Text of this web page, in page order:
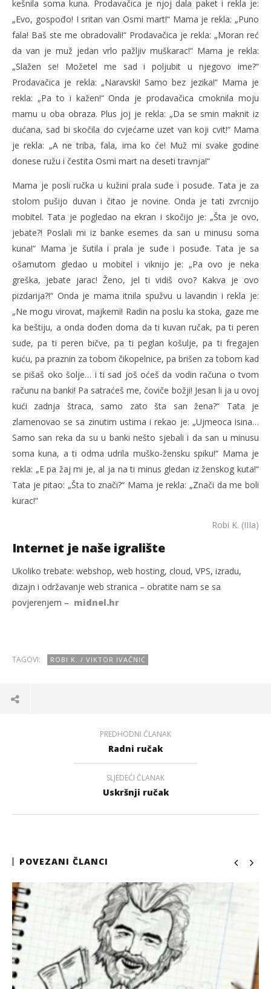
kešnila soma kuna. Prodavačica je njoj dala paket i rekla je:
„Evo, gospođo! I sritan van Osmi mart!“ Mama je rekla: „Puno
fala! Baš ste me obradovali!“ Prodavačica je rekla: „Moran reć
da van je muž jedan vrlo pažljiv muškarac!“ Mama je rekla:
„Slažen se! Možetel me sad i poljubit u njegovo ime?“
Prodavačica je rekla: „Naravski! Samo bez jezika!“ Mama je
rekla: „Pa to i kažen!“ Onda je prodavačica cmoknila moju
mamu u oba obraza. Plus joj je rekla: „Da se smin maknit iz
dućana, sad bi skočila do cvjećarne uzet van koji cvit!“ Mama
je rekla: „A ne triba, fala, ima ko će! Muž mi svake godine
donese ružu i čestita Osmi mart na deseti travnja!“
Mama je posli ručka u kužini prala suđe i posuđe. Tata je za
stolom pušijo duvan i čitao je novine. Onda je tati zvrcnijo
mobitel. Tata je pogledao na ekran i skočijo je: „Šta je ovo,
jebate?! Poslali mi iz banke esemes da san u minusu soma
kuna!“ Mama je šutila i prala je suđe i posuđe. Tata je sa
ošamutom gledao u mobitel i viknijo je: „Pa ovo je neka
greška, jebate jarac! Ženo, jel ti vidiš ovo? Kakva je ovo
pizdarija?!“ Onda je mama itnila spužvu u lavandin i rekla je:
„Ne mogu virovat, majkemi! Radin na poslu ka stoka, gaze me
ka beštiju, a onda dođen doma da ti kuvan ručak, pa ti peren
sude, pa ti peren bičve, pa ti peglan košulje, pa ti fregajen
kuću, pa praznin za tobom čikopelnice, pa brišen za tobom kad
se pišaš oko šolje… i ti sad još oćeš da vodin računa o tvom
računu na banki! Pa satraćeš me, čoviče božji! Jesan li ja u ovoj
kući zadnja štraca, samo zato šta san žena?“ Tata je
zlamenovao se sa zinutim ustima i rekao je: „Ujmeoca isina…
Samo san reka da su u banki nešto sjebali i da san u minusu
soma kuna, a ti odma udrila muško-žensku spiku!“ Mama je
rekla: „E pa žaj mi je, al ja na ti minus gledan iz ženskog kuta!“
Tata je pitao: „Šta to znači?“ Mama je rekla: „Znači da me boli
kurac!“
Robi K. (IIIa)
Internet je naše igralište
Ukoliko trebate: webshop, web hosting, cloud, VPS, izradu,
dizajn i održavanje web stranica – obratite nam se sa
povjerenjem – midnel.hr
TAGOVI: ROBI K. / VIKTOR IVAČNIĆ
PREDHODNI ČLANAK
Radni ručak
SLJEDEĆI ČLANAK
Uskršnji ručak
POVEZANI ČLANCI